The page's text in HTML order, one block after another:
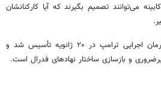
می‌توانند تصمیم بگیرند که آیا کارکنانشان
اداره بهره‌وری دولت آمریکا با فرمان اجرایی ترامپ در ۲۰ ژانویه تأسیس شد و
و بازسازی ساختار نهادهای فدرال است.